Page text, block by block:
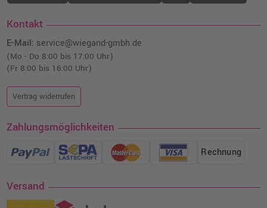
Kontakt
E-Mail: service@wiegand-gmbh.de
(Mo - Do 8:00 bis 17:00 Uhr)
(Fr 8:00 bis 16:00 Uhr)
Vertrag widerrufen
Zahlungsmöglichkeiten
Rechnung
Versand